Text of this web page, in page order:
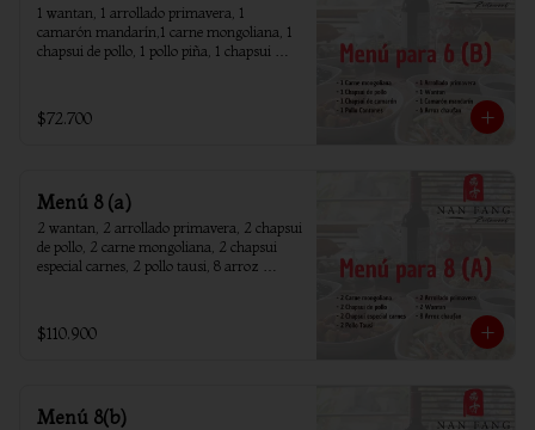
1 wantan, 1 arrollado primavera, 1
camarón mandarín,1 carne mongoliana, 1
chapsui de pollo, 1 pollo piña, 1 chapsui
$72.700
Menú 8 (a)
2 wantan, 2 arrollado primavera, 2 chapsui
de pollo, 2 carne mongoliana, 2 chapsui
especial carnes, 2 pollo tausi, 8 arroz
$110.900
Menú 8(b)